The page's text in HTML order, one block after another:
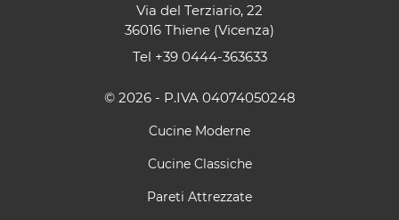
Via del Terziario, 22
36016 Thiene (Vicenza)
Tel +39 0444-363633
© 2026 - P.IVA 04074050248
Cucine Moderne
Cucine Classiche
Pareti Attrezzate